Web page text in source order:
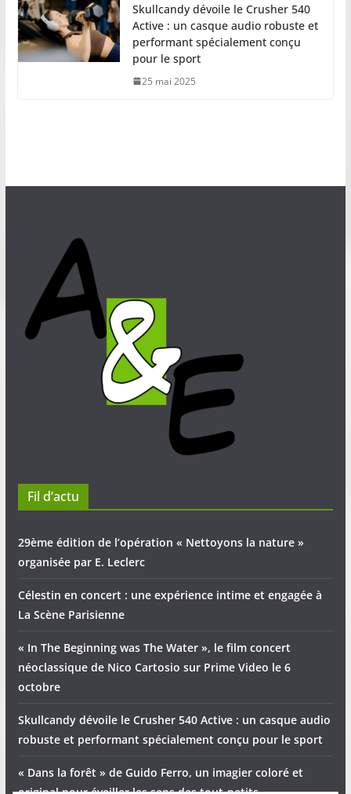
Skullcandy dévoile le Crusher 540
Active : un casque audio robuste et
performant spécialement conçu
pour le sport
25 mai 2025
Fil d’actu
29ème édition de l’opération « Nettoyons la nature »
organisée par E. Leclerc
Célestin en concert : une expérience intime et engagée à
La Scène Parisienne
« In The Beginning was The Water », le film concert
néoclassique de Nico Cartosio sur Prime Video le 6
octobre
Skullcandy dévoile le Crusher 540 Active : un casque audio
robuste et performant spécialement conçu pour le sport
« Dans la forêt » de Guido Ferro, un imagier coloré et